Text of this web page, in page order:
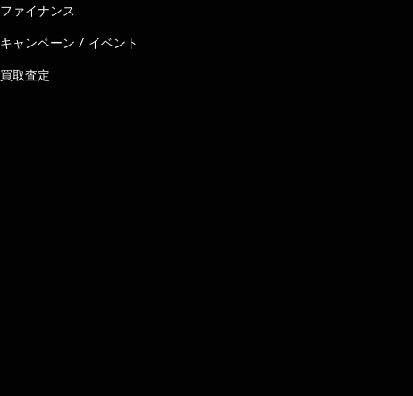
ファイナンス
キャンペーン / イベント
買取査定